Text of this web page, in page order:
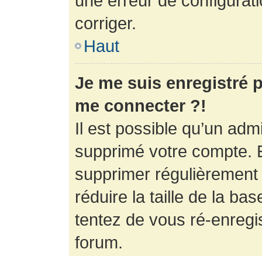
corriger.
Haut
Je me suis enregistré
me connecter ?!
Il est possible qu’un
supprimé votre compte.
supprimer
réduire la taille de la
tentez de vous ré-
forum.